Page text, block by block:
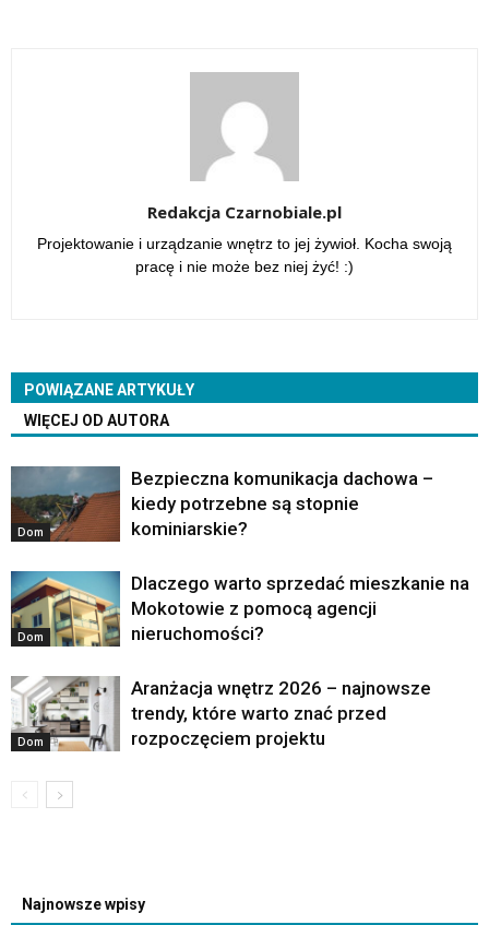
Redakcja Czarnobiale.pl
Projektowanie i urządzanie wnętrz to jej żywioł. Kocha swoją
pracę i nie może bez niej żyć! :)
POWIĄZANE ARTYKUŁY
WIĘCEJ OD AUTORA
Dom
Bezpieczna komunikacja dachowa –
kiedy potrzebne są stopnie
kominiarskie?
Dom
Dlaczego warto sprzedać mieszkanie na
Mokotowie z pomocą agencji
nieruchomości?
Dom
Aranżacja wnętrz 2026 – najnowsze
trendy, które warto znać przed
rozpoczęciem projektu
Najnowsze wpisy